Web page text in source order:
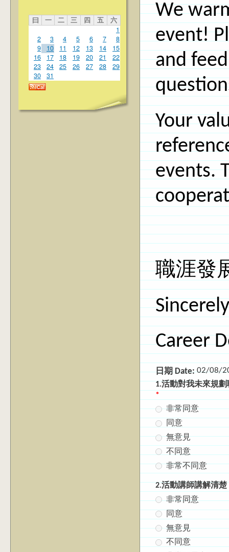
曰 一 二 三 四 五
六
1
2
3 4 5 6 7
8
9
10 11 12 13 14
15
16
17 18 19 20 21
22
23
24 25 26 27 28
29
30
31
We
event!
and
Your
events.
職涯發
Career
日期 Date:02/08/
1.活動對我未來規
*
非常同意
同意
無意見
不同意
非常不同意
2.活動講師講解清
非常同意
同意
無意見
不同意